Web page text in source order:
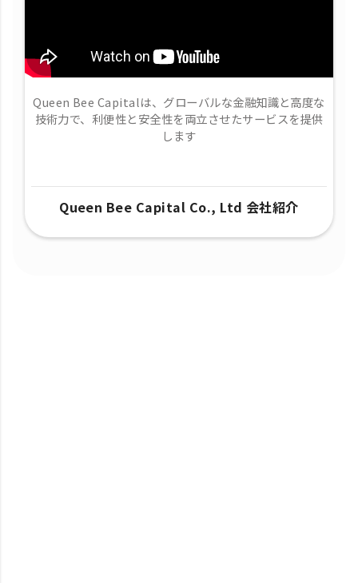
Queen Bee Capitalは、グローバルな金融知識と高度な
技術力で、​利便性と安全性を両立させたサービスを提供
します
Queen Bee Capital Co., Ltd 会社紹介